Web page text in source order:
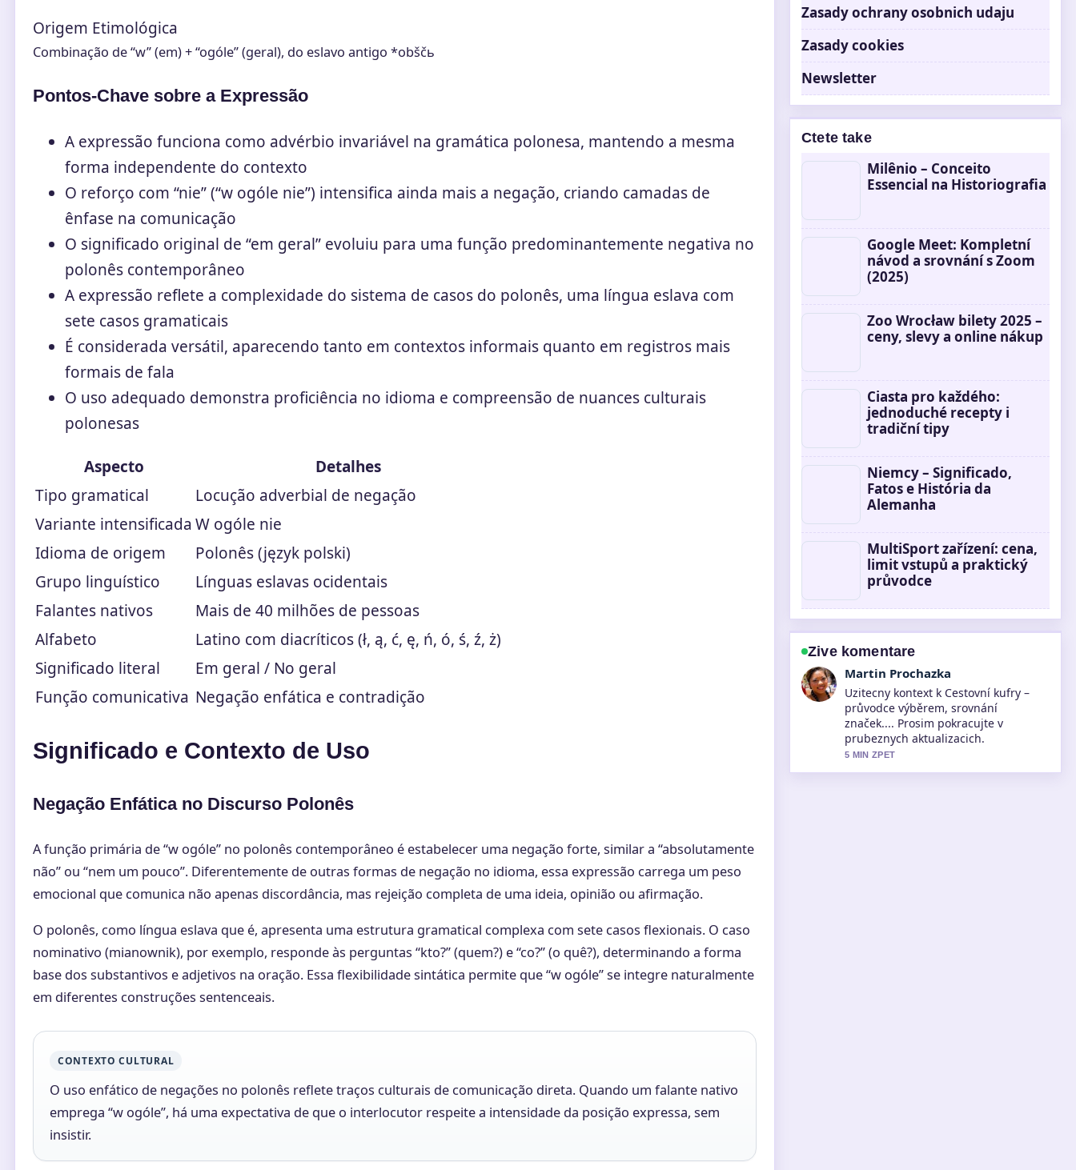
Origem Etimológica
Combinação de “w” (em) + “ogóle” (geral), do eslavo antigo *obščь
Pontos-Chave sobre a Expressão
A expressão funciona como advérbio invariável na gramática polonesa, mantendo a mesma
forma independente do contexto
O reforço com “nie” (“w ogóle nie”) intensifica ainda mais a negação, criando camadas de
ênfase na comunicação
O significado original de “em geral” evoluiu para uma função predominantemente negativa no
polonês contemporâneo
A expressão reflete a complexidade do sistema de casos do polonês, uma língua eslava com
sete casos gramaticais
É considerada versátil, aparecendo tanto em contextos informais quanto em registros mais
formais de fala
O uso adequado demonstra proficiência no idioma e compreensão de nuances culturais
polonesas
Aspecto
Detalhes
Tipo gramatical
Locução adverbial de negação
Variante intensificadaW ogóle nie
Idioma de origem
Polonês (język polski)
Grupo linguístico
Línguas eslavas ocidentais
Falantes nativos
Mais de 40 milhões de pessoas
Alfabeto
Latino com diacríticos (ł, ą, ć, ę, ń, ó, ś, ź, ż)
Significado literal
Em geral / No geral
Função comunicativa Negação enfática e contradição
Significado e Contexto de Uso
Negação Enfática no Discurso Polonês
A função primária de “w ogóle” no polonês contemporâneo é estabelecer uma negação forte, similar a “absolutamente
não” ou “nem um pouco”. Diferentemente de outras formas de negação no idioma, essa expressão carrega um peso
emocional que comunica não apenas discordância, mas rejeição completa de uma ideia, opinião ou afirmação.
O polonês, como língua eslava que é, apresenta uma estrutura gramatical complexa com sete casos flexionais. O caso
nominativo (mianownik), por exemplo, responde às perguntas “kto?” (quem?) e “co?” (o quê?), determinando a forma
base dos substantivos e adjetivos na oração. Essa flexibilidade sintática permite que “w ogóle” se integre naturalmente
em diferentes construções sentenceais.
CONTEXTO CULTURAL
O uso enfático de negações no polonês reflete traços culturais de comunicação direta. Quando um falante nativo
emprega “w ogóle”, há uma expectativa de que o interlocutor respeite a intensidade da posição expressa, sem
insistir.
Zasady ochrany osobnich udaju
Zasady cookies
Newsletter
Ctete take
Milênio – Conceito
Essencial na Historiografia
Google Meet: Kompletní
návod a srovnání s Zoom
(2025)
Zoo Wrocław bilety 2025 –
ceny, slevy a online nákup
Ciasta pro každého:
jednoduché recepty i
tradiční tipy
Niemcy – Significado,
Fatos e História da
Alemanha
MultiSport zařízení: cena,
limit vstupů a praktický
průvodce
Zive komentare
Eva Kucerova
Pokryti tematu Šaty na maturitní ples:
průvodce výběrem, etiketou... pusobi
solidne a snadno se sleduje.
7 MIN ZPET